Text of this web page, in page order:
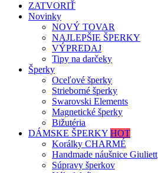
ZATVORIŤ
Novinky
NOVÝ TOVAR
NAJLEPŠIE ŠPERKY
VÝPREDAJ
Tipy na darčeky
Šperky
Oceľové šperky
Strieborné šperky
Swarovski Elements
Magnetické šperky
Bižutéria
DÁMSKE ŠPERKY HOT
Korálky CHARMÉ
Handmade náušnice Giuliett
Súpravy šperkov